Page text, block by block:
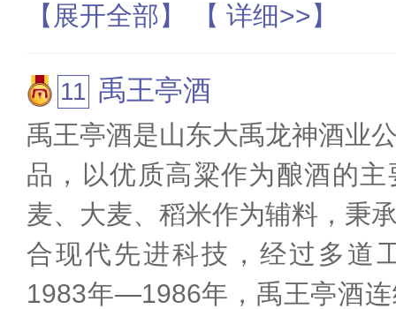
【展开全部】
【 详细>>】
禹王亭酒
禹王亭酒是山东大禹龙神酒业
品，以优质高粱作为酿酒的
麦、大麦、稻米作为辅料，秉
合现代先进科技，经过多道
1983年—1986年，禹王亭酒